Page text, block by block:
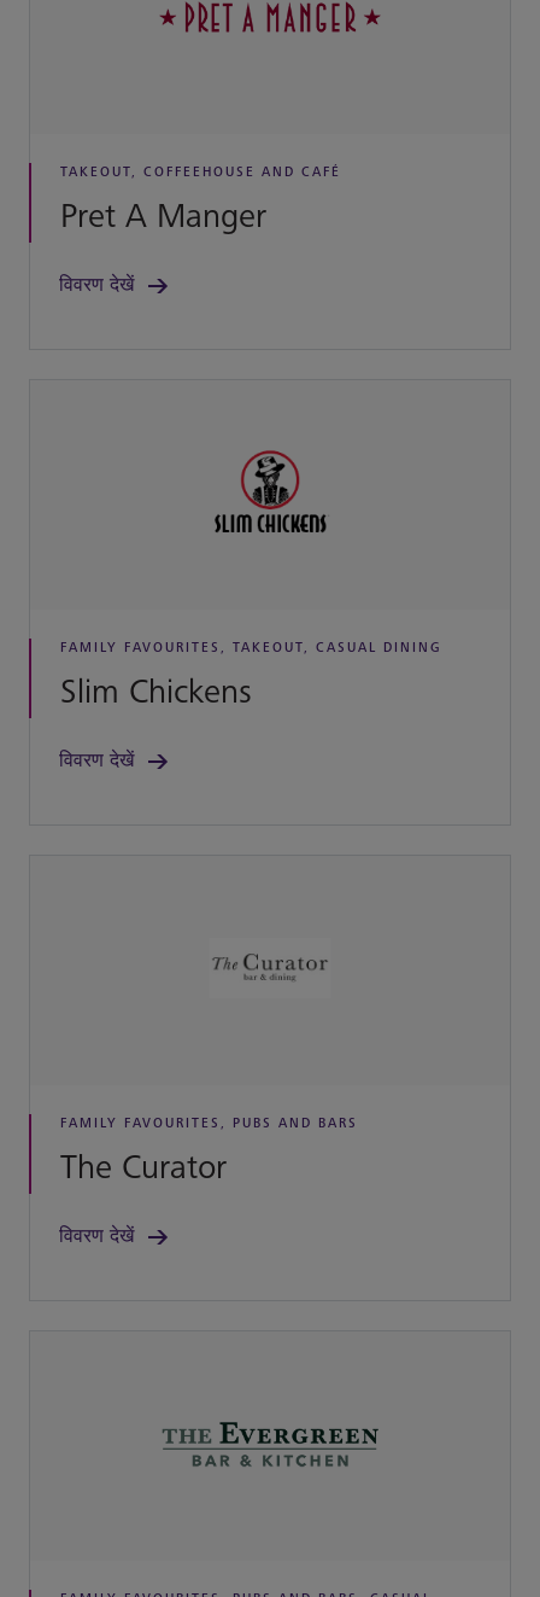
TAKEOUT, COFFEEHOUSE AND CAFÉ
Pret A Manger
विवरण देखें
FAMILY FAVOURITES, TAKEOUT, CASUAL DINING
Slim Chickens
विवरण देखें
FAMILY FAVOURITES, PUBS AND BARS
The Curator
विवरण देखें